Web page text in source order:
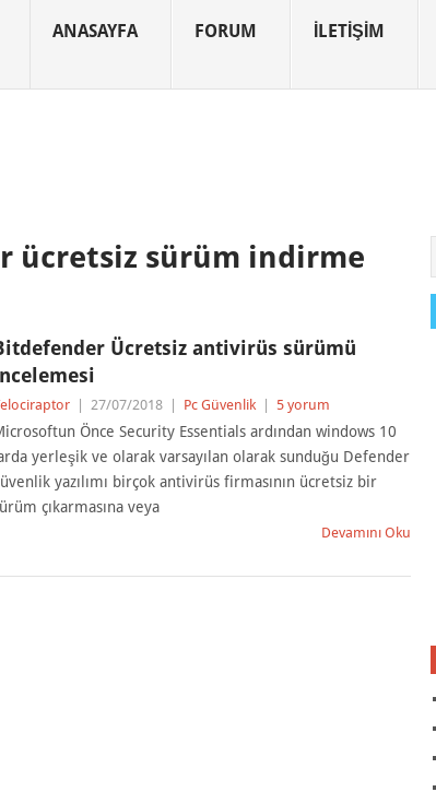
ANASAYFA FORUM İLETIŞIM
ücretsiz sürüm indirme
Ücretsiz antivirüs sürümü
27/07/2018 Pc Güvenlik 5 yorum
Önce Security Essentials ardından windows 10
yerleşik ve olarak varsayılan olarak sunduğu Defender
yazılımı birçok antivirüs firmasının ücretsiz bir
çıkarmasına veya
Devamını Oku